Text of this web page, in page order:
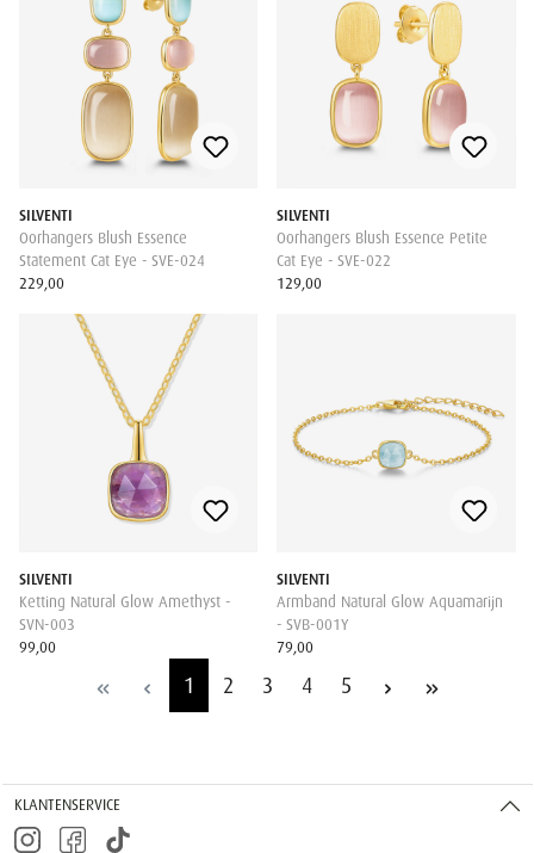
SILVENTI
Oorhangers Blush Essence
Statement Cat Eye - SVE-024
229,00
SILVENTI
Oorhangers Blush Essence Petite
Cat Eye - SVE-022
129,00
SILVENTI
Ketting Natural Glow Amethyst -
SVN-003
99,00
SILVENTI
Armband Natural Glow Aquamarijn
- SVB-001Y
79,00
1 2 3 4 5
KLANTENSERVICE